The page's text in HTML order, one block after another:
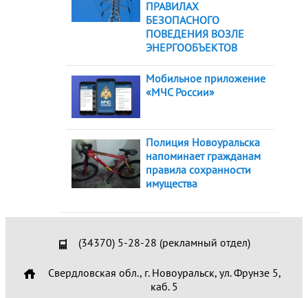
ПРАВИЛАХ
БЕЗОПАСНОГО
ПОВЕДЕНИЯ ВОЗЛЕ
ЭНЕРГООБЪЕКТОВ
Мобильное приложение
«МЧС России»
Полиция Новоуральска
напоминает гражданам
правила сохранности
имущества
(34370) 5-28-28 (рекламный отдел)
Свердловская обл., г. Новоуральск, ул. Фрунзе 5,
каб. 5